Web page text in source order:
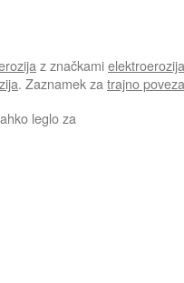
z značkamielektroerozija
. Zaznamek za trajno
leglo za